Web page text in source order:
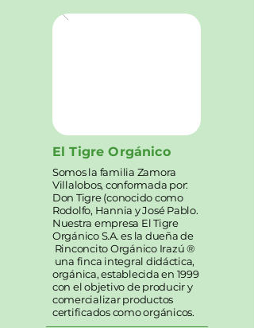
El Tigre Orgánico
Somos la familia Zamora
Villalobos, conformada por:
Don Tigre (conocido como
Rodolfo, Hannia y José Pablo.
Nuestra empresa El Tigre
Orgánico S.A. es la dueña de
Rinconcito Orgánico Irazú ®
una finca integral didáctica,
orgánica, establecida en 1999
con el objetivo de producir y
comercializar productos
certificados como orgánicos.